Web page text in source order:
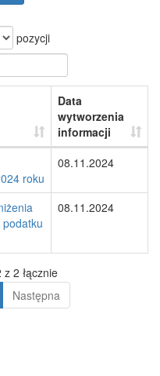
pozycji
Data
wytworzenia
informacji
roku
08.11.2024
08.11.2024
2 łącznie
Następna